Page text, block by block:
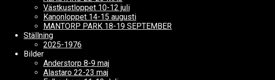
Västkustloppet 10-12 juli
Kanonloppet 14-15 augusti
MANTORP PARK 18-19 SEPTEMBER
Ställning
2025-1976
Bilder
Anderstorp 8-9 maj
Alastaro 22-23 maj